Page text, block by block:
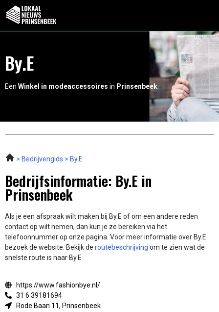
By.E
Een Winkel in modeaccessoires in Prinsenbeek
Bedrijvengids By.E
Bedrijfsinformatie: By.E in
Prinsenbeek
Als je een afspraak wilt maken bij By.E of om een andere reden
contact op wilt nemen, dan kun je ze bereiken via het
telefoonnummer op onze pagina. Voor meer informatie over By.E
bezoek de website. Bekijk de routebeschrijving om te zien wat de
snelste route is naar By.E
https://www.fashionbye.nl/
31 6 39181694
Rode Baan 11, Prinsenbeek